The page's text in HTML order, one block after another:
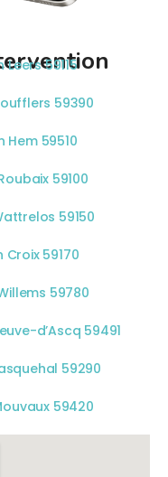
59115
59390
59510
59100
59150
59170
59780
d’Ascq 59491
59290
59420